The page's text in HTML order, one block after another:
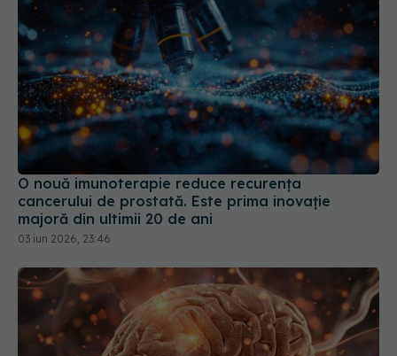
O nouă imunoterapie reduce recurența
cancerului de prostată. Este prima inovație
majoră din ultimii 20 de ani
03 iun 2026, 23:46